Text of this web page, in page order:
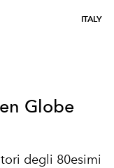
ITALY
Globe
degli 80esimi